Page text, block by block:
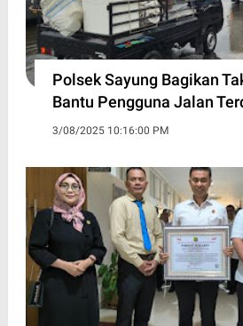
Polsek Sayung Bagikan
Bantu Pengguna Jalan
3/08/2025 10:16:00 PM